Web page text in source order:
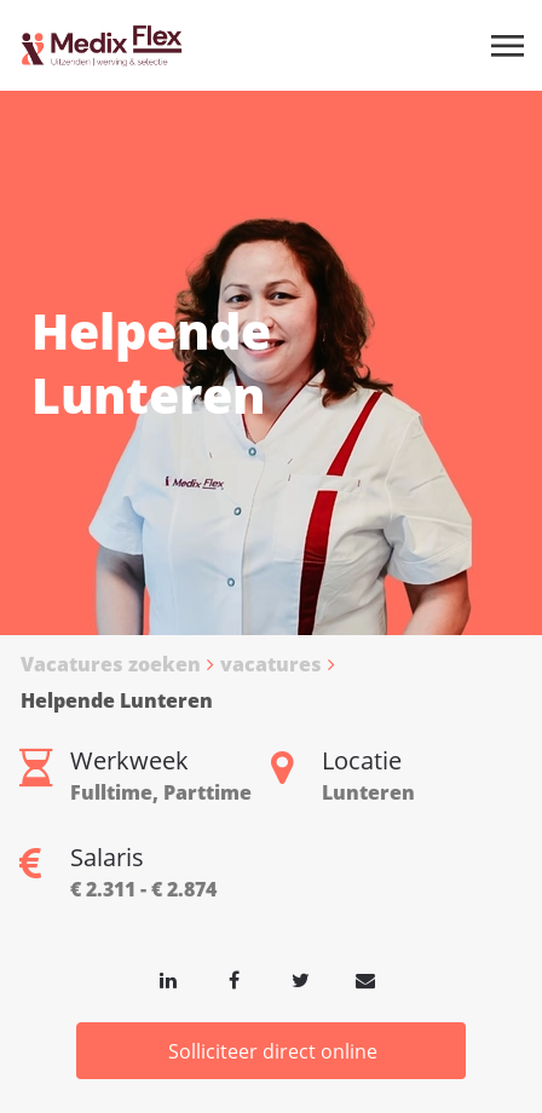
Helpende
Lunteren
Vacatures zoeken
vacatures
Helpende Lunteren
Werkweek
Fulltime, Parttime
Locatie
Lunteren
Salaris
€ 2.311 - € 2.874
Solliciteer direct online